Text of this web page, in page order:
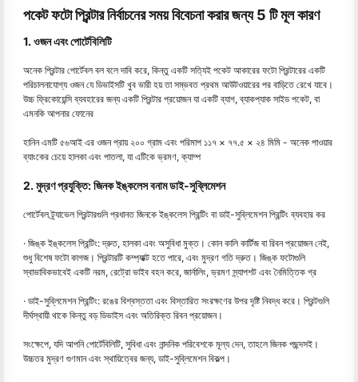
পকেট ফটো প্রিন্টার নির্বাচনের সময় বিবেচনা করার জন্য 5 টি মূল কারণ
1. ওজন এবং পোর্টেবিলিটি
অনেক প্রিন্টার পোর্টেবল বল বলে দাবি করে, কিন্তু একটি সত্যিই পকেট আকারের ফটো প্রিন্টারের একটি
পরিচালনাযোগ্য ওজন যে ডিভাইসটি খুব ভারী হয় তা সম্ভবত প্রথম আউটওয়ারের পর বাড়িতে রেখে যাবে।
উচ্চ ফ্রিকোয়েন্সি ব্যবহারের জন্য একটি প্রিন্টার প্রয়োজন যা একটি ব্যাগ, ব্যাকপ্যাক সাইড পকেট, বা
এমনকি আপনার ফোনের
হানিন এমটি ৫৬আই এর ওজন প্রায় ২০০ গ্রাম এবং পরিমাপ ১১৭ × ৭৭.৫ × ২৪ মিমি - অনেক পাওয়ার
ব্যাংকের চেয়ে হালকা এবং পাতলা, যা এটিকে ভ্রমণ, ক্যাম্প
2. মুদ্রণ প্রযুক্তি: জিনক ইঙ্কলেস বনাম ডাই-সুব্লিমেশন
পোর্টেবল ট্র্যাভেল প্রিন্টারগুলি প্রধানত জিনকে ইঙ্কলেস প্রিন্টিং বা ডাই-সুব্লিমেশন প্রিন্টিং ব্যবহার কর
· জিঙ্ক ইঙ্কলেস প্রিন্টিং: দ্রুত, হালকা এবং অসুবিধা মুক্ত। কোন কালি কার্টিজ বা রিবন প্রয়োজন নেই,
শুধু বিশেষ ফটো কাগজ। প্রিন্টারটি কম্প্যাক্ট হতে পারে, এবং মুদ্রণ গতি দ্রুত। জিঙ্ক ফটোগুলি
স্বাভাবিকভাবেই একটি নরম, রেট্রো ভাইব বহন করে, জার্নালিং, ভ্রমণ স্ন্যাপশট এবং নৈমিত্তিক গ্র
· ডাই-সুব্লিমেশন প্রিন্টিং: রঙের বিশ্বস্ততা এবং বিস্তারিত সংরক্ষণের উপর দৃষ্টি নিবদ্ধ করে। প্রিন্টগুলি
দীর্ঘস্থায়ী থাকে কিন্তু বড় ডিভাইস এবং অতিরিক্ত রিবন প্রয়োজন।
সংক্ষেপে, যদি আপনি পোর্টেবিলিটি, সুবিধা এবং নান্দনিক পরিবেশকে মূল্য দেন, তাহলে জিনক পছন্দসই।
উচ্চতর মুদ্রণ গুণমান এবং স্থায়িত্বের জন্য, ডাই-সুব্লিমেশন বিকল্প।